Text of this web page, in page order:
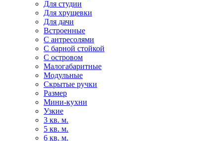
Для студии
Для хрущевки
Для дачи
Встроенные
С антресолями
С барной стойкой
С островом
Малогабаритные
Модульные
Скрытые ручки
Размер
Мини-кухни
Узкие
3 кв. м.
5 кв. м.
6 кв. м.